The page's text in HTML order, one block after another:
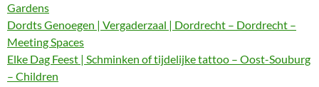
Gardens
Dordts Genoegen | Vergaderzaal | Dordrecht – Dordrecht –
Meeting Spaces
Elke Dag Feest | Schminken of tijdelijke tattoo – Oost-Souburg
– Children